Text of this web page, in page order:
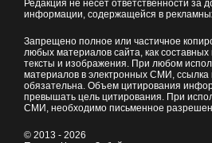
Редакция не несет ответственности за
информации, содержащейся в
Запрещено полное или частичное
любых материалов сайта, как
тексты и изображения. При любом
материалов в электронных СМИ, ссылка
обязательна. Объем цитирования
превышать цель цитирования. При
СМИ, необходимо письменное
© 2013 - 2026